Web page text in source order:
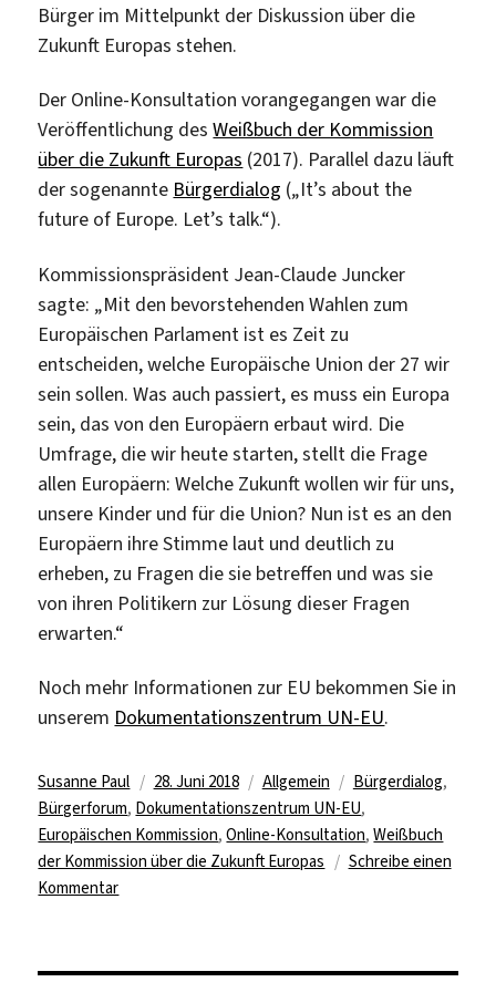
Bürger im Mittelpunkt der Diskussion über die
Zukunft Europas stehen.
Der Online-Konsultation vorangegangen war die
Veröffentlichung desWeißbuch der Kommission
über die Zukunft Europas (2017). Parallel dazu läuft
der sogenannte Bürgerdialog („It’s about the
future of Europe. Let’s talk.“).
Kommissionspräsident Jean-Claude Juncker
sagte: „Mit den bevorstehenden Wahlen zum
Europäischen Parlament ist es Zeit zu
entscheiden, welche Europäische Union der 27 wir
sein sollen. Was auch passiert, es muss ein Europa
sein, das von den Europäern erbaut wird. Die
Umfrage, die wir heute starten, stellt die Frage
allen Europäern: Welche Zukunft wollen wir für uns,
unsere Kinder und für die Union? Nun ist es an den
Europäern ihre Stimme laut und deutlich zu
erheben, zu Fragen die sie betreffen und was sie
von ihren Politikern zur Lösung dieser Fragen
erwarten.“
Noch mehr Informationen zur EU bekommen Sie in
unserem Dokumentationszentrum UN-EU.
Autor
Susanne Paul
Veröffentlicht
am
28. Juni 2018 Kategorien
Allgemein Schlagwörter
Bürgerdialog,
Bürgerforum, Dokumentationszentrum UN-EU,
Europäischen Kommission,Online-Konsultation,Weißbuch
der Kommission über die Zukunft Europas
Schreibe einen
Kommentarzu
zur